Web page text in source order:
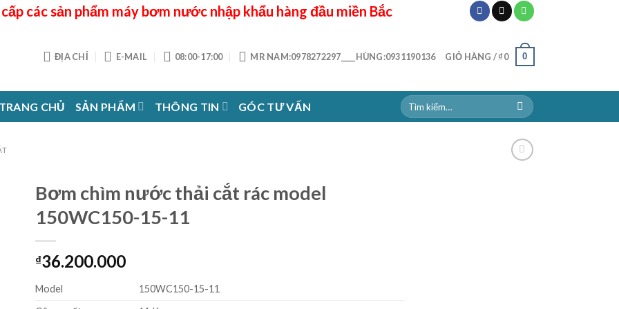
các sản phẩm máy bơm nước nhập khẩu hàng đầu miền Bắc
ĐỊA CHỈ E-MAIL 08:00-17:00 MR NAM:0978272297____HÙNG:0931190136 GIỎ HÀNG /₫0 0
TRANG CHỦ SẢN PHẨM THÔNG TIN GÓC TƯ VẤN
Bơm chìm nước thải cắt rác model
150WC150-15-11
₫36.200.000
Model
150WC150-15-11